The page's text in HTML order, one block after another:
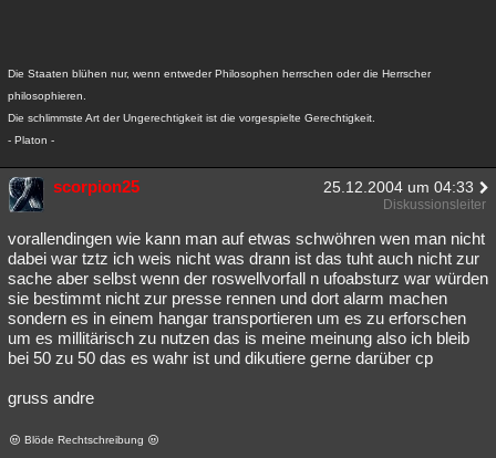
Die Staaten blühen nur, wenn entweder Philosophen herrschen oder die Herrscher
philosophieren.
Die schlimmste Art der Ungerechtigkeit ist die vorgespielte Gerechtigkeit.
- Platon -
scorpion25 25.12.2004 um 04:33
Diskussionsleiter
vorallendingen wie kann man auf etwas schwöhren wen man nicht
dabei war tztz ich weis nicht was drann ist das tuht auch nicht zur
sache aber selbst wenn der roswellvorfall n ufoabsturz war würden
sie bestimmt nicht zur presse rennen und dort alarm machen
sondern es in einem hangar transportieren um es zu erforschen
um es millitärisch zu nutzen das is meine meinung also ich bleib
bei 50 zu 50 das es wahr ist und dikutiere gerne darüber cp
gruss andre
Blöde Rechtschreibung